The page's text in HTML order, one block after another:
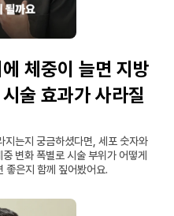
체중이 늘면 지방
술 효과가 사라질
지는지 궁금하셨다면, 세포 숫자와
변화 폭별로 시술 부위가 어떻게
좋은지 함께 짚어봤어요.